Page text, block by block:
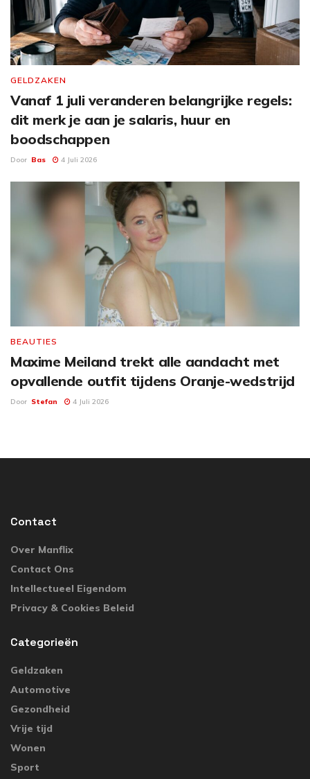
GELDZAKEN
Vanaf 1 juli veranderen belangrijke regels:
dit merk je aan je salaris, huur en
boodschappen
Door Bas 4 Juli 2026
BEAUTIES
Maxime Meiland trekt alle aandacht met
opvallende outfit tijdens Oranje-wedstrijd
Door Stefan 4 Juli 2026
Contact
Over Manflix
Contact Ons
Intellectueel Eigendom
Privacy & Cookies Beleid
Categorieën
Geldzaken
Automotive
Gezondheid
Vrije tijd
Wonen
Sport